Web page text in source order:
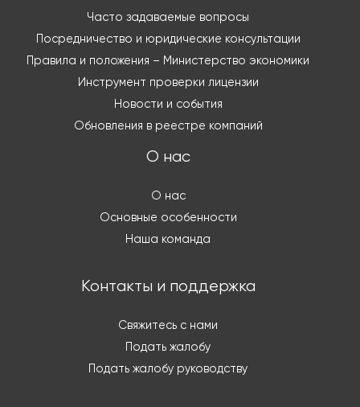
Часто задаваемые вопросы
Посредничество и юридические консультации
Правила и положения – Министерство экономики
Инструмент проверки лицензии
Новости и события
Обновления в реестре компаний
О нас
О нас
Основные особенности
Наша команда
Контакты и поддержка
Свяжитесь с нами
Подать жалобу
Подать жалобу руководству